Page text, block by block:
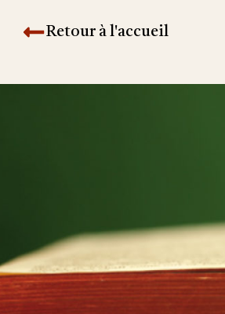
Retour à l'accueil